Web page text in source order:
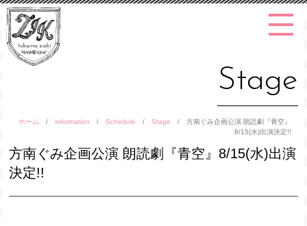
Stage
ホーム / information / Schedule / Stage /
方南ぐみ企画公演 朗読劇『青空』
8/15(水)出演決定!!
方南ぐみ企画公演 朗読劇『青空』8/15(水)出演
決定!!